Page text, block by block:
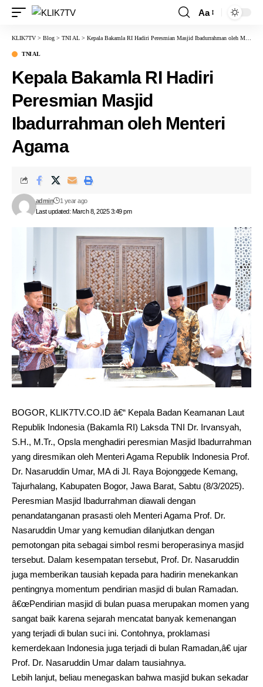
Aa
KLIK7TV > Blog > TNI AL > Kepala Bakamla RI Hadiri Peresmian Masjid Ibadurrahman oleh Menteri Agama
TNI AL
Kepala Bakamla RI Hadiri
Peresmian Masjid
Ibadurrahman oleh Menteri
Agama
Last updated: March 8, 2025 3:49 pm
admin 1 year ago
BOGOR, KLIK7TV.CO.ID â€“ Kepala Badan Keamanan Laut
Republik Indonesia (Bakamla RI) Laksda TNI Dr. Irvansyah,
S.H., M.Tr., Opsla menghadiri peresmian Masjid Ibadurrahman
yang diresmikan oleh Menteri Agama Republik Indonesia Prof.
Dr. Nasaruddin Umar, MA di Jl. Raya Bojonggede Kemang,
Tajurhalang, Kabupaten Bogor, Jawa Barat, Sabtu (8/3/2025).
Peresmian Masjid Ibadurrahman diawali dengan
penandatanganan prasasti oleh Menteri Agama Prof. Dr.
Nasaruddin Umar yang kemudian dilanjutkan dengan
pemotongan pita sebagai simbol resmi beroperasinya masjid
tersebut. Dalam kesempatan tersebut, Prof. Dr. Nasaruddin
juga memberikan tausiah kepada para hadirin menekankan
pentingnya momentum pendirian masjid di bulan Ramadan.
â€œPendirian masjid di bulan puasa merupakan momen yang
sangat baik karena sejarah mencatat banyak kemenangan
yang terjadi di bulan suci ini. Contohnya, proklamasi
kemerdekaan Indonesia juga terjadi di bulan Ramadan,â€ ujar
Prof. Dr. Nasaruddin Umar dalam tausiahnya.
Lebih lanjut, beliau menegaskan bahwa masjid bukan sekadar